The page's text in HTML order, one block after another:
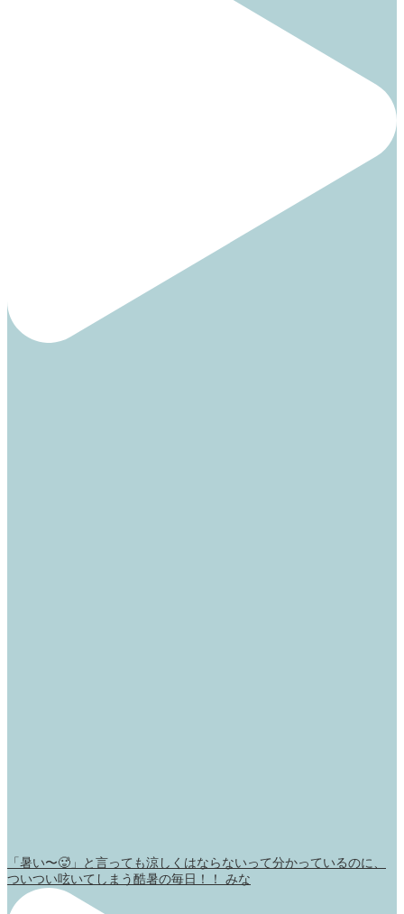
「暑い〜🥵」と言っても涼しくはならないって分かっているのに、
ついつい呟いてしまう酷暑の毎日！！ みな